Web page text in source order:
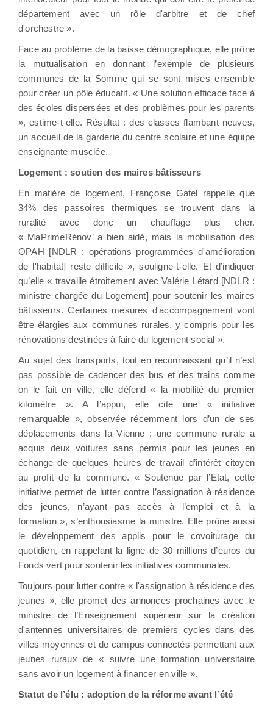
département avec un rôle d'arbitre et de chef
d'orchestre ».
Face au problème de la baisse démographique, elle prône
la mutualisation en donnant l’exemple de plusieurs
communes de la Somme qui se sont mises ensemble
pour créer un pôle éducatif. « Une solution efficace face à
des écoles dispersées et des problèmes pour les parents
», estime-t-elle. Résultat : des classes flambant neuves,
un accueil de la garderie du centre scolaire et une équipe
enseignante musclée.
Logement : soutien des maires bâtisseurs
En matière de logement, Françoise Gatel rappelle que
34% des passoires thermiques se trouvent dans la
ruralité avec donc un chauffage plus cher.
« MaPrimeRénov’ a bien aidé, mais la mobilisation des
OPAH [NDLR : opérations programmées d'amélioration
de l'habitat] reste difficile », souligne-t-elle. Et d’indiquer
qu’elle « travaille étroitement avec Valérie Létard [NDLR :
ministre chargée du Logement] pour soutenir les maires
bâtisseurs. Certaines mesures d'accompagnement vont
être élargies aux communes rurales, y compris pour les
rénovations destinées à faire du logement social ».
Au sujet des transports, tout en reconnaissant qu’il n’est
pas possible de cadencer des bus et des trains comme
on le fait en ville, elle défend « la mobilité du premier
kilomètre ». A l’appui, elle cite une « initiative
remarquable », observée récemment lors d’un de ses
déplacements dans la Vienne : une commune rurale a
acquis deux voitures sans permis pour les jeunes en
échange de quelques heures de travail d’intérêt citoyen
au profit de la commune. « Soutenue par l’Etat, cette
initiative permet de lutter contre l’assignation à résidence
des jeunes, n’ayant pas accès à l’emploi et à la
formation », s’enthousiasme la ministre. Elle prône aussi
le développement des applis pour le covoiturage du
quotidien, en rappelant la ligne de 30 millions d’euros du
Fonds vert pour soutenir les initiatives communales.
Toujours pour lutter contre « l'assignation à résidence des
jeunes », elle promet des annonces prochaines avec le
ministre de l’Enseignement supérieur sur la création
d'antennes universitaires de premiers cycles dans des
villes moyennes et de campus connectés permettant aux
jeunes ruraux de « suivre une formation universitaire
sans avoir un logement à financer en ville ».
Statut de l’élu : adoption de la réforme avant l’été